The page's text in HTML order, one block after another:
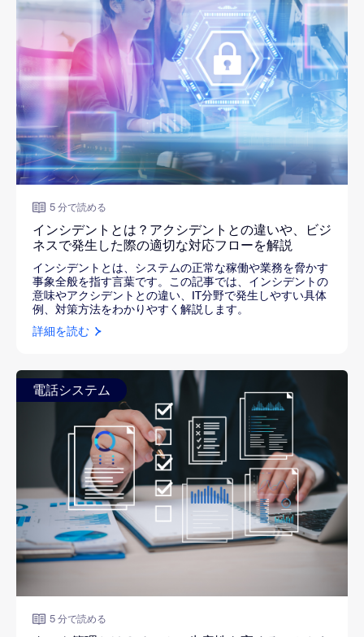
5 分で読める
インシデントとは？アクシデントとの違いや、ビジ
ネスで発生した際の適切な対応フローを解説
インシデントとは、システムの正常な稼働や業務を脅かす
事象全般を指す言葉です。この記事では、インシデントの
意味やアクシデントとの違い、IT分野で発生しやすい具体
例、対策方法をわかりやすく解説します。
詳細を読む
電話システム
5 分で読める